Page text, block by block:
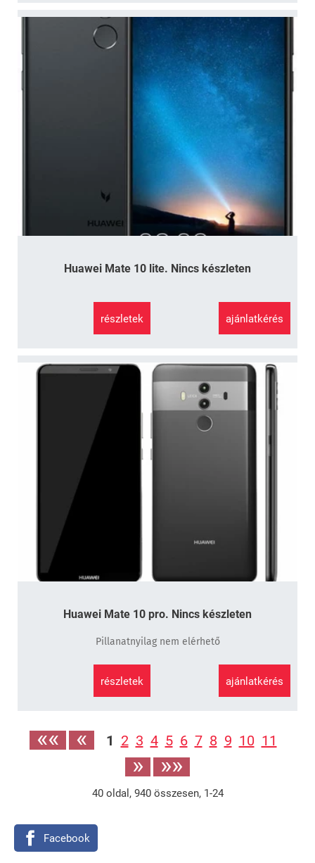
Huawei Mate 10 lite. Nincs készleten
részletek ajánlatkérés
Huawei Mate 10 pro. Nincs készleten
Pillanatnyilag nem elérhető
részletek ajánlatkérés
«« « 1 2 3 4 5 6 7 8 9 10 11
» »»
40 oldal,940 összesen,1-24
Facebook